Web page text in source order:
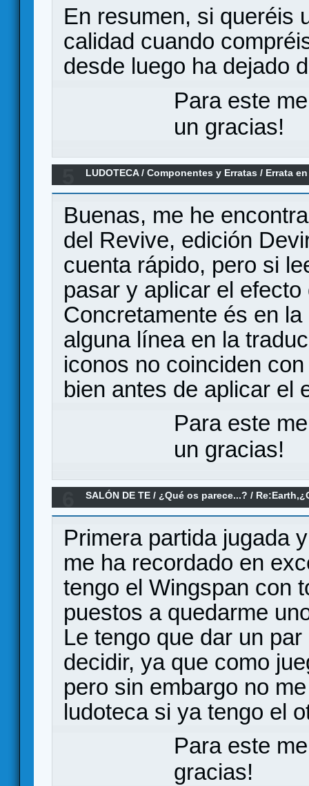
En resumen, si queréis
calidad cuando
desde luego ha dejado
Para este
un gracias!
LUDOTECA/Componentes y Erratas / Errata
Buenas, me he
del Revive, edición
cuenta rápido, pero si
pasar y aplicar el
Concretamente és en
alguna línea en la
iconos no coinciden
bien antes de aplicar el
Para este
un gracias!
SALÓN DE TE / ¿Qué os parece...? /
Primera partida jugada
me ha recordado en
tengo el Wingspan con
puestos a quedarme
Le tengo que dar un
decidir, ya que como
pero sin embargo no
ludoteca si ya tengo el
Para este
gracias!